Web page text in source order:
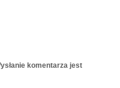
komentarza jest